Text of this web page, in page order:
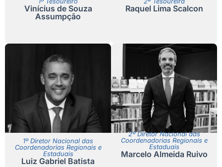
Vinícius de Souza
Assumpção
Raquel Lima Scalcon
1º Diretor Nacional das
Coordenadorias Regionais e
Estaduais
Luiz Gabriel Batista
2º Diretor Nacional das
Coordenadorias Regionais e
Estaduais
Marcelo Almeida Ruivo